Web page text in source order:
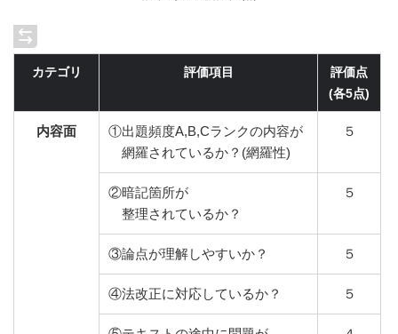
カテゴリ 評価項目
評価点
(各5点)
内容面
①出題頻度A,B,Cランクの内容が
網羅されているか？(網羅性)
５
②暗記箇所が
整理されているか？
５
③論点が理解しやすいか？ ５
④法改正に対応しているか？ ５